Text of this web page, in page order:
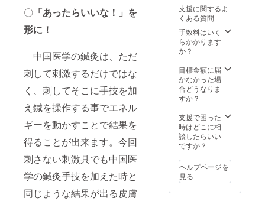
〇 「あったらいいな！」を
形に！
中国医学の鍼灸は、ただ
刺して刺激するだけではな
く、刺してそこに手技を加
え鍼を操作する事でエネル
ギーを動かすことで結果を
得ることが出来ます。今回
刺さない刺激具でも中国医
学の鍼灸手技を加えた時と
同じような結果が出る皮膚
㎝(幅6
㎜)。 注
意：数
量に限
んが、
リター
ン数が
が12月
になる
可能性
があり
又、日
本国内
のみの
発送と
支援に関するよ
くある質問
手数料はいく
らかかります
か？
目標金額に届
かなかった場
合どうなりま
すか？
支援で困った
時はどこに相
談したらいい
ですか？
ヘルプページを
見る